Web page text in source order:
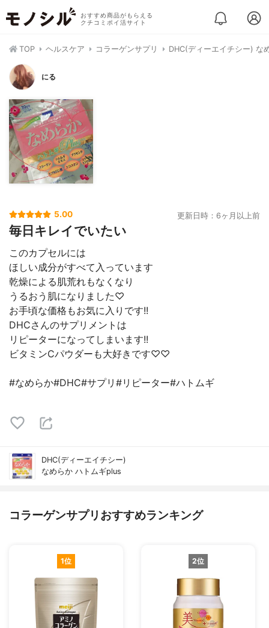
おすすめ商品がもらえる
クチコミポイ活サイト
TOP ヘルスケア コラーゲンサプリ DHC(ディーエイチシー) な
にる
5.00 更新日時：6ヶ月以上前
毎日キレイでいたい
このカプセルには
ほしい成分がすべて入っています
乾燥による肌荒れもなくなり
うるおう肌になりました♡
お手頃な価格もお気に入りです!!
DHCさんのサプリメントは
リピーターになってしまいます!!
ビタミンCパウダーも大好きです♡♡
#なめらか#DHC#サプリ#リピーター#ハトムギ
DHC(ディーエイチシー)
なめらか ハトムギplus
コラーゲンサプリおすすめランキング
1位 2位